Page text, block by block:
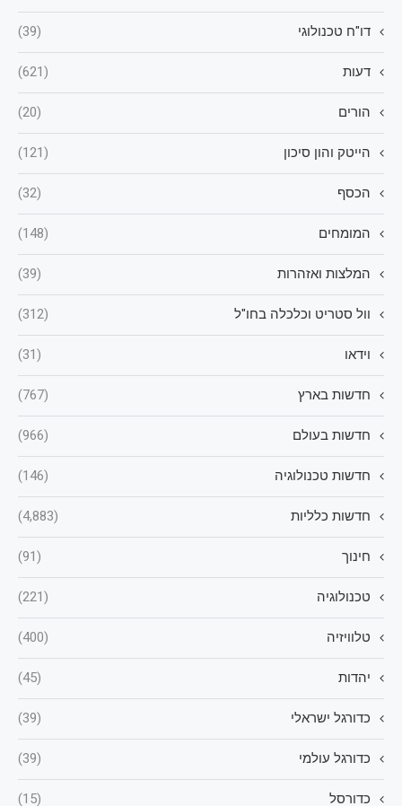
דו"ח טכנולוגי (39)
דעות (621)
הורים (20)
הייטק והון סיכון (121)
הכסף (32)
המומחים (148)
המלצות ואזהרות (39)
וול סטריט וכלכלה בחו"ל (312)
וידאו (31)
חדשות בארץ (767)
חדשות בעולם (966)
חדשות טכנולוגיה (146)
חדשות כלליות (4,883)
חינוך (91)
טכנולוגיה (221)
טלוויזיה (400)
יהדות (45)
כדורגל ישראלי (39)
כדורגל עולמי (39)
כדורסל (15)